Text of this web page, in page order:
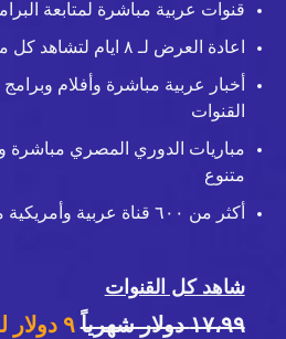
قنوات عربية مباشرة لمتابعة
اعادة العرض لـ ٨ ايام لتشاهد كل ما فاتك
أخبار عربية مباشرة وأفلام وبرامج
القنوات
مباريات الدوري المصري
متنوع
أكثر من ٦٠٠ قناة عربية وأمريكية مجانية
شاهد كل القنوات
١٧،٩٩ دولار شهرياً
٩ دولار للشهر الأول